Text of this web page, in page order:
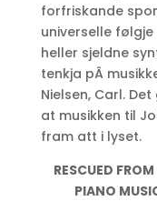
forfriskande
universelle
heller sjeldne
tenkja pÂ
Nielsen, Carl.
at musikken til
fram att i lyset.
RESCUED
PIANO